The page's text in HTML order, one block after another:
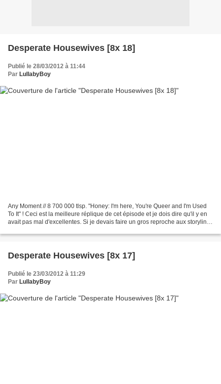
Desperate Housewives [8x 18]
Publié le 28/03/2012 à 11:44
Par LullabyBoy
Any Moment // 8 700 000 tlsp. "Honey: I'm here, You're Queer and I'm Used
To It" ! Ceci est la meilleure réplique de cet épisode et je dois dire qu'il y en
avait pas mal d'excellentes. Si je devais faire un gros reproche aux storylines
Desperate Housewives [8x 17]
Publié le 23/03/2012 à 11:29
Par LullabyBoy